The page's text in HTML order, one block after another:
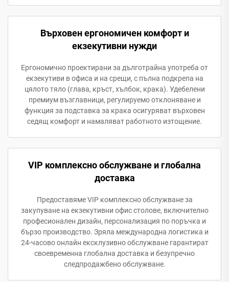
Върховен ергономичен комфорт и
екзекутивни нужди
Ергономично проектирани за дълготрайна употреба от
екзекутиви в офиса и на срещи, с пълна подкрепа на
цялото тяло (глава, кръст, хълбок, крака). Удебелени
премиум възглавници, регулируемо отклоняване и
функция за подставка за крака осигуряват върховен
седящ комфорт и намаляват работното изтощение.
VIP комплексно обслужване и глобална
доставка
Предоставяме VIP комплексно обслужване за
закупуване на екзекутивни офис столове, включително
професионален дизайн, персонализация по поръчка и
бързо производство. Зряла международна логистика и
24-часово онлайн ексклузивно обслужване гарантират
своевременна глобална доставка и безупречно
следпродажбено обслужване.